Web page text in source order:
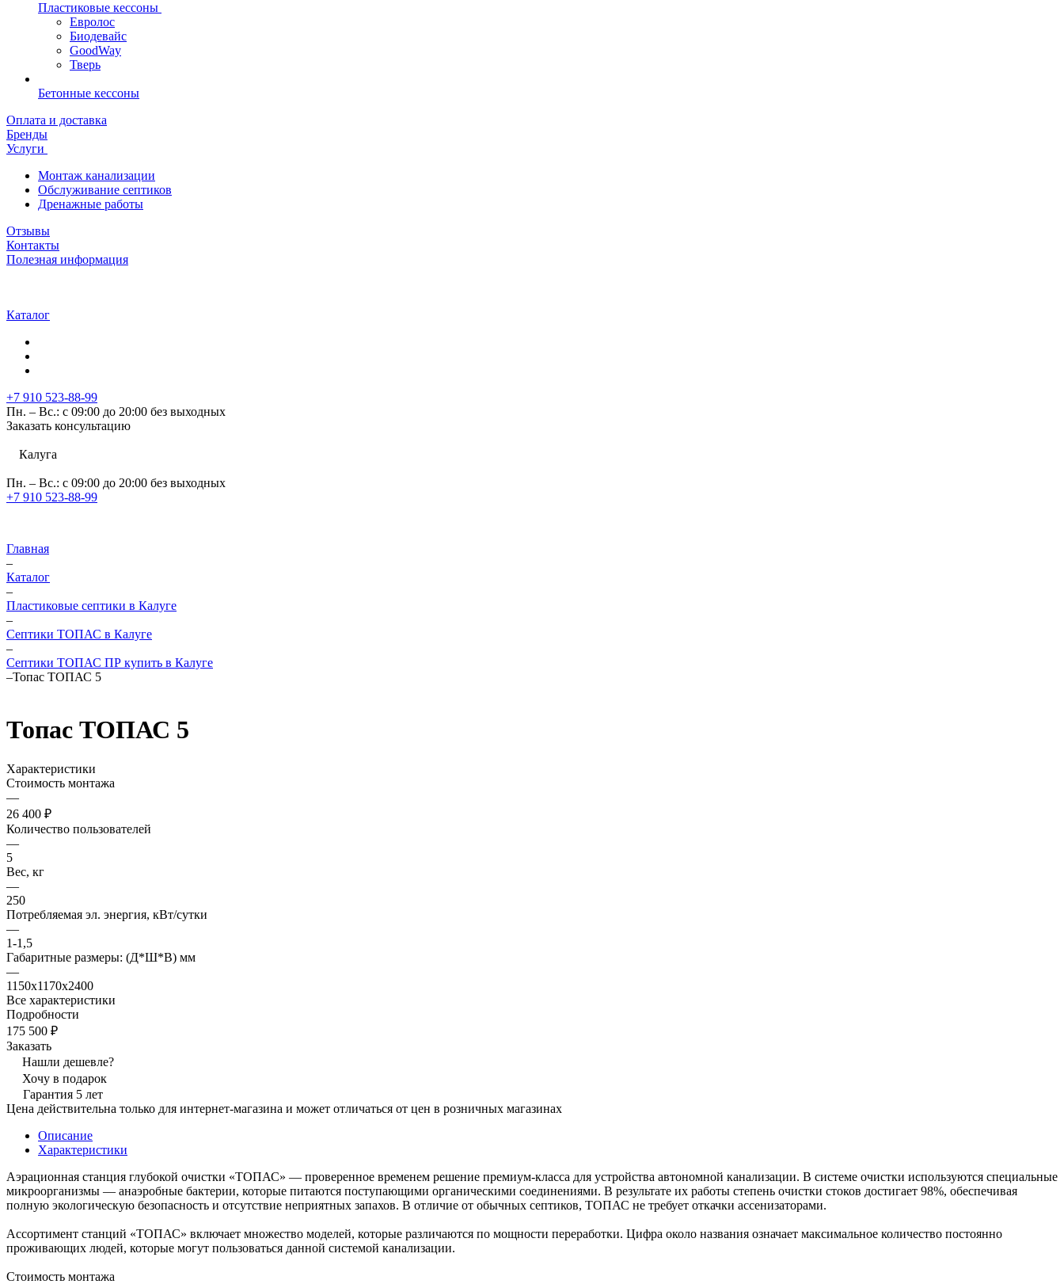
Пластиковые кессоны
Евролос
Биодевайс
GoodWay
Тверь
Бетонные кессоны
Оплата и доставка
Бренды
Услуги
Монтаж канализации
Обслуживание септиков
Дренажные работы
Отзывы
Контакты
Полезная информация
Каталог
+7 910 523-88-99
Пн. – Вс.: с 09:00 до 20:00 без выходных
Заказать консультацию
Калуга
Пн. – Вс.: с 09:00 до 20:00 без выходных
+7 910 523-88-99
Главная
–
Каталог
–
Пластиковые септики в Калуге
–
Септики ТОПАС в Калуге
–
Септики ТОПАС ПР купить в Калуге
–Топас ТОПАС 5
Топас ТОПАС 5
Характеристики
Стоимость монтажа
—
26 400 ₽
Количество пользователей
—
5
Вес, кг
—
250
Потребляемая эл. энергия, кВт/сутки
—
1-1,5
Габаритные размеры: (Д*Ш*В) мм
—
1150х1170х2400
Все характеристики
Подробности
175 500 ₽
Заказать
Нашли дешевле?
Хочу в подарок
Гарантия 5 лет
Цена действительна только для интернет-магазина и может отличаться от цен в розничных магазинах
Описание
Характеристики
Аэрационная станция глубокой очистки «ТОПАС» — проверенное временем решение премиум-класса для устройства автономной канализации. В системе очистки используются специальные
микроорганизмы — анаэробные бактерии, которые питаются поступающими органическими соединениями. В результате их работы степень очистки стоков достигает 98%, обеспечивая
полную экологическую безопасность и отсутствие неприятных запахов. В отличие от обычных септиков, ТОПАС не требует откачки ассенизаторами.
Ассортимент станций «ТОПАС» включает множество моделей, которые различаются по мощности переработки. Цифра около названия означает максимальное количество постоянно
проживающих людей, которые могут пользоваться данной системой канализации.
Стоимость монтажа